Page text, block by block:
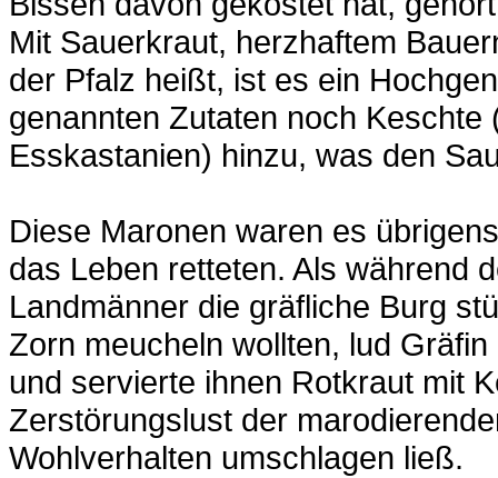
Mit Sauerkraut, herzhaftem
der Pfalz heißt, ist es ein
genannten Zutaten noch
Esskastanien) hinzu, was den
Diese Maronen waren es
das Leben retteten. Als während
Landmänner die gräfliche Burg
Zorn meucheln wollten, lud
und servierte ihnen Rotkraut mit
Zerstörungslust der
Wohlverhalten umschlagen ließ.